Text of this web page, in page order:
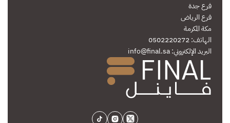
فرع جدة
فرع الرياض
مكة المكرمة
الهاتف: 0502220272
البريد الإلكتروني:info@final.sa